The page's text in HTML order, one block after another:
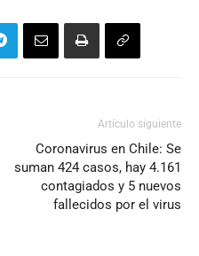
Artículo siguiente
Coronavirus en Chile: Se
suman 424 casos, hay 4.161
contagiados y 5 nuevos
fallecidos por el virus